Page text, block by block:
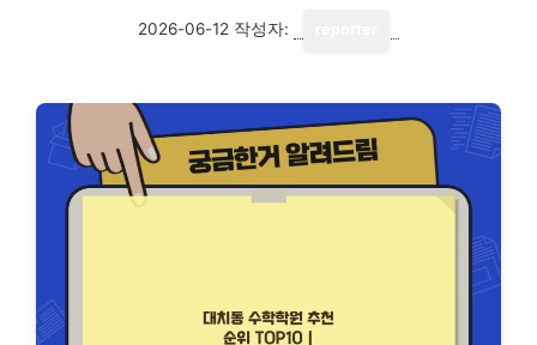
2026-06-12 작성자: